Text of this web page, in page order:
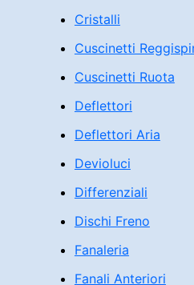
Cristalli
Cuscinetti
Cuscinetti Ruota
Deflettori
Deflettori Aria
Devioluci
Differenziali
Dischi Freno
Fanaleria
Fanali Anteriori